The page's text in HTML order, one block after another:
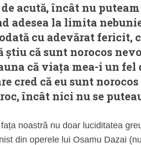
acută, încât nu
adesea la limita
cu adevărat fericit,
știu că sunt norocos
că viața mea-i un fel
cred că eu sunt
încât nici nu se
noastră nu doar luciditatea
din operele lui Osamu Dazai